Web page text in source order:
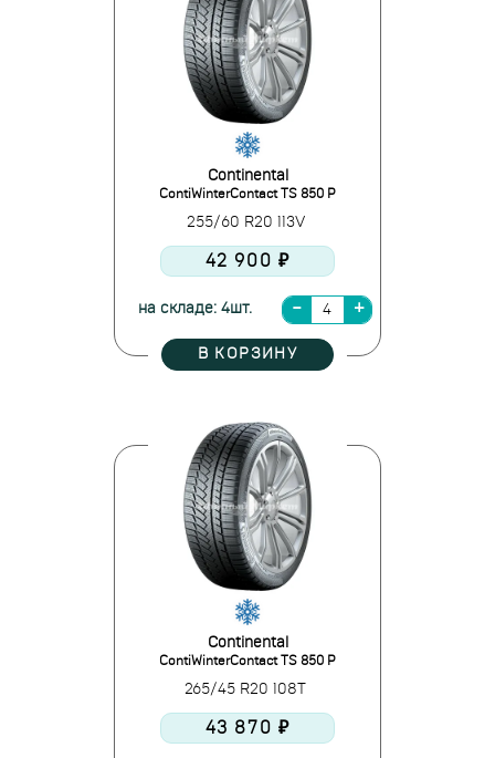
Continental
ContiWinterContact TS 850 P
255/60 R20 113V
42 900 ₽
на складе: 4шт.
В КОРЗИНУ
Continental
ContiWinterContact TS 850 P
265/45 R20 108T
43 870 ₽